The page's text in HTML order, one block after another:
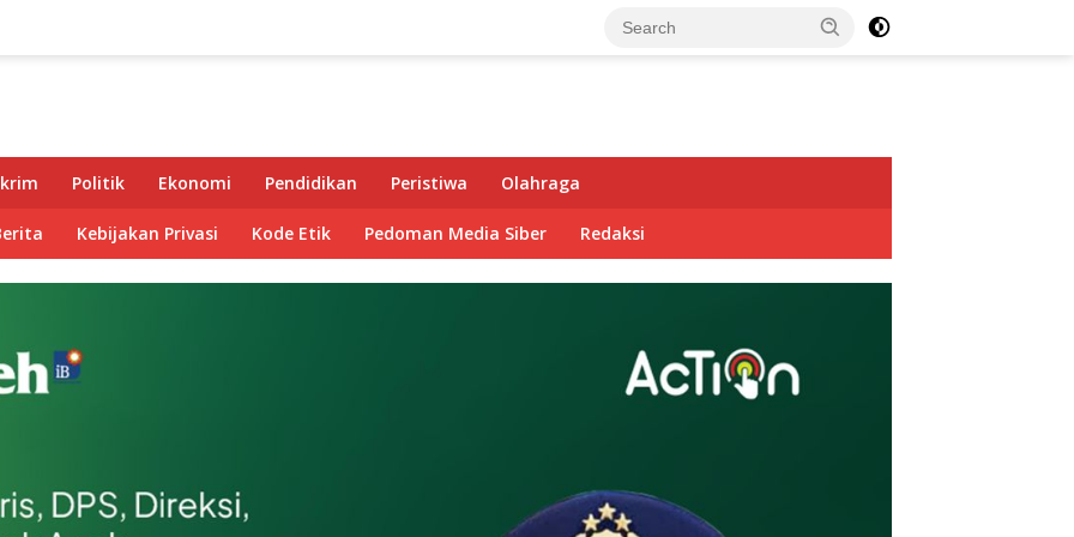
Politik Ekonomi Pendidikan Peristiwa Olahraga
Kebijakan Privasi Kode Etik Pedoman Media Siber Redaksi